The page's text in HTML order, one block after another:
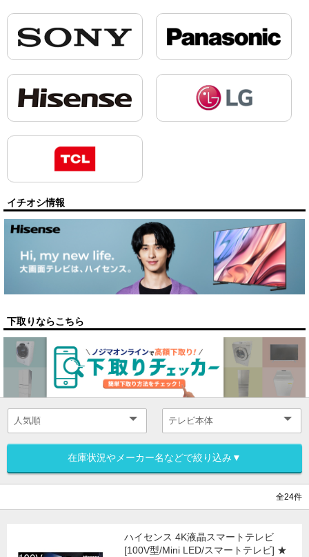
イチオシ情報
下取りならこちら
在庫状況やメーカー名などで絞り込み▼
全24件
ハイセンス 4K液晶スマートテレビ
[100V型/Mini LED/スマートテレビ] ★